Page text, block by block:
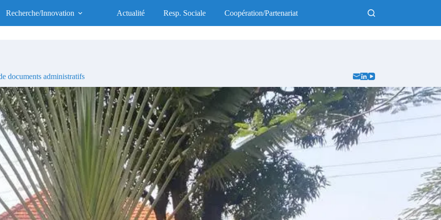
UFR des Sciences de la Santé
UFR d'Excellence, Socialement Responsable
Recherche/Innovation Actualité Resp. Sociale Coopération/Partenariat
documents administratifs